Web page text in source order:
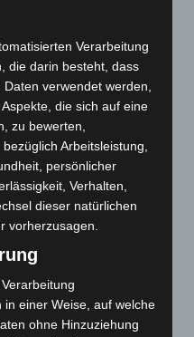
starten beim
A7 – Polizei sucht
Unfall auf Baustelle
in Langenhagen
Market“ erhoben
Verarbeitung
die darin besteht, dass
verwendet werden,
die sich auf eine
zu bewerten,
Arbeitsleistung,
persönlicher
Verhalten,
dieser natürlichen
vorherzusagen.
einer Weise, auf welche
ohne Hinzuziehung